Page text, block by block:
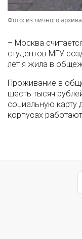
Фото: из личного
– Москва
студентов МГУ
лет я жила в
Проживание в
шесть тысяч
социальную карту
корпусах